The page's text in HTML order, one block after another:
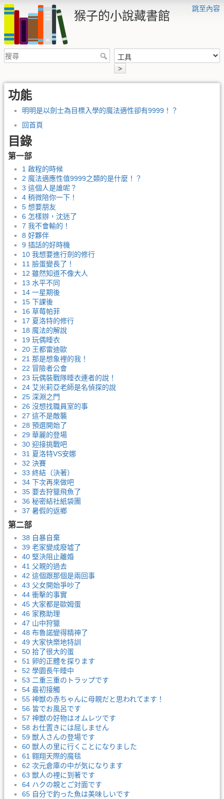
跳至內容
猴子的小說藏書館
>
功能
明明是以劍士為目標入學的魔法適性卻有9999！？
回首頁
目錄
第一部
1 啟程的時候
2 魔法適應性值9999之類的是什麼！？
3 這個人是誰呢？
4 稍微陪你一下！
5 想要朋友
6 怎樣辦，沈迷了
7 我不會輸的！
8 好夥伴
9 插話的好時機
10 我想要進行劍的修行
11 臉蛋變長了！
12 雖然知道不像大人
13 水平不同
14 一星期後
15 下課後
16 草莓帕菲
17 夏洛特的修行
18 魔法的解說
19 玩偶睡衣
20 王都雷迪歐
21 那是想象裡的我！
22 冒險者公會
23 玩偶裝戰隊睡衣連者的說！
24 艾米莉亞老師是名偵探的說
25 深淵之門
26 沒想找職員室的事
27 這不是敵襲
28 預選開始了
29 華麗的登場
30 迎接挑戰吧
31 夏洛特VS安娜
32 決賽
33 終結（決著）
34 下次再來做吧
35 要去狩獵飛魚了
36 秘密結社紙袋團
37 暑假的返鄉
第二部
38 自暴自棄
39 老家變成廢墟了
40 堅決阻止離婚
41 父親的過去
42 這個跟那個是兩回事
43 父女開始爭吵了
44 衝擊的事實
45 大家都是歐姆蛋
46 家務助理
47 山中狩獵
48 布魯諾變得精神了
49 大家快樂地特訓
50 拾了很大的蛋
51 卵的正體を探ります
52 學園長午睡中
53 二重三重のトラップです
54 最初接觸
55 神獣の赤ちゃんに母親だと思われてます！
56 皆でお風呂です
57 神獣の好物はオムレツです
58 お仕置きには屈しません
59 獣人さんの登場です
60 獣人の里に行くことになりました
61 翱翔天際的魔毯
62 次元倉庫の中が気になります
63 獣人の裡に到著です
64 ハクの親とご対面です
65 自分で釣った魚は美味しいです